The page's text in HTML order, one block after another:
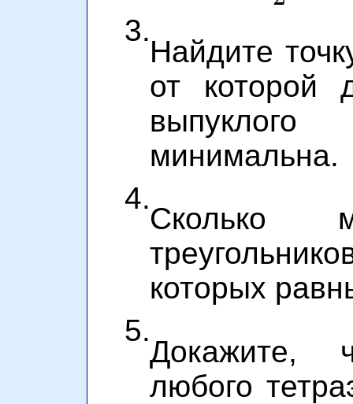
3.
Найдите
от которой
выпуклого
минимальна.
4.
Сколько
которых
5.
Докажите,
любого